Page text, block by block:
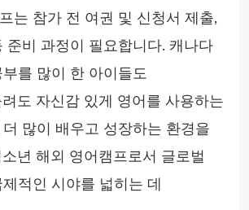
는 참가 전 여권 및 신청서 제출,
준비 과정이 필요합니다. 캐나다
를 많이 한 아이들도
도 자신감 있게 영어를 사용하는
많이 배우고 성장하는 환경을
년 해외 영어캠프로서 글로벌
적인 시야를 넓히는 데